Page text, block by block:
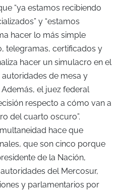
“ya estamos recibiendo
y “estamos
hacer lo más simple
telegramas, certificados y
hacer un simulacro en el
de mesa y
el juez federal
respecto a cómo van a
del cuarto oscuro”.
hace que
que son cinco porque
de la Nación,
del Mercosur,
y parlamentarios por